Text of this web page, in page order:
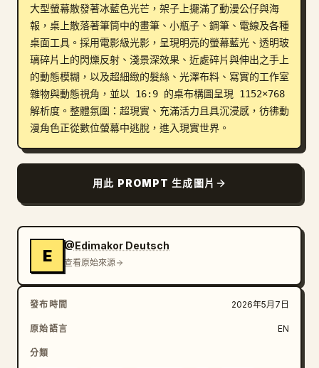
大型螢幕散發著冰藍色光芒，架子上擺滿了動漫公仔與海
報，桌上散落著筆筒中的畫筆、小瓶子、鋼筆、電線及各種
桌面工具。採用電影級光影，呈現明亮的螢幕藍光、透明玻
璃碎片上的閃爍反射、淺景深效果、近處碎片與伸出之手上
的動態模糊，以及超細緻的髮絲、光澤布料、寫實的工作室
雜物與動態視角，並以 16:9 的桌布構圖呈現 1152×768
解析度。整體氛圍：超現實、充滿活力且具沉浸感，彷彿動
漫角色正從數位螢幕中逃脫，進入現實世界。
用此 PROMPT 生成圖片
E
@Edimakor Deutsch
查看原始來源
發布時間 2026年5月7日
原始語言 EN
分類